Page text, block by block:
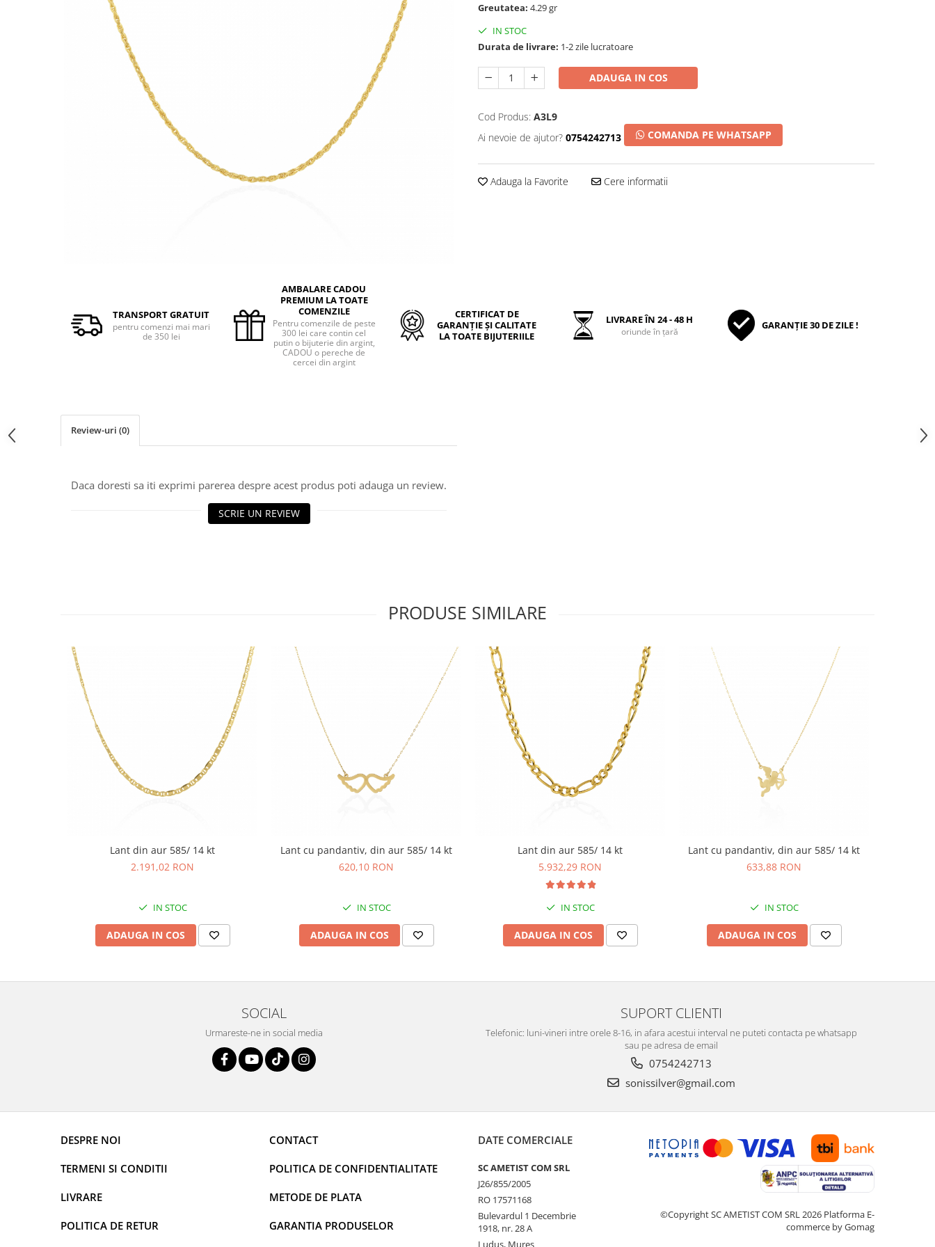
Greutatea: 4.29 gr
IN STOC
Durata de livrare: 1-2 zile lucratoare
ADAUGA IN COS
Cod Produs: A3L9
Ai nevoie de ajutor? 0754242713 COMANDA PE WHATSAPP
Adauga la Favorite Cere informatii
TRANSPORT GRATUIT
pentru comenzi mai mari
de 350 lei
AMBALARE CADOU
PREMIUM LA TOATE
COMENZILE
Pentru comenzile de peste
300 lei care contin cel
putin o bijuterie din argint,
CADOU o pereche de
cercei din argint
CERTIFICAT DE
GARANȚIE ȘI CALITATE
LA TOATE BIJUTERIILE
LIVRARE ÎN 24 - 48 H
oriunde în țară GARANȚIE 30 DE ZILE !
Review-uri (0)
Daca doresti sa iti exprimi parerea despre acest produs poti adauga un review.
SCRIE UN REVIEW
PRODUSE SIMILARE
Lant din aur 585/ 14 kt
2.191,02 RON
IN STOC
ADAUGA IN COS
Lant cu pandantiv, din aur 585/ 14 kt
620,10 RON
IN STOC
ADAUGA IN COS
Lant din aur 585/ 14 kt
5.932,29 RON
IN STOC
ADAUGA IN COS
Lant cu pandantiv, din aur 585/ 14 kt
633,88 RON
IN STOC
ADAUGA IN COS
SOCIAL
Urmareste-ne in social media
SUPORT CLIENTI
Telefonic: luni-vineri intre orele 8-16, in afara acestui interval ne puteti contacta pe whatsapp
sau pe adresa de email
0754242713
sonissilver@gmail.com
DESPRE NOI
TERMENI SI CONDITII
LIVRARE
POLITICA DE RETUR
CONTACT
POLITICA DE CONFIDENTIALITATE
METODE DE PLATA
GARANTIA PRODUSELOR
DATE COMERCIALE
SC AMETIST COM SRL
J26/855/2005
RO 17571168
Bulevardul 1 Decembrie
1918, nr. 28 A
Ludus, Mures
©Copyright SC AMETIST COM SRL 2026 Platforma E-
commerce by Gomag